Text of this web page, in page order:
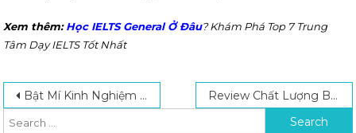
Xem thêm:Học IELTS General Ở Đâu? Khám Phá Top 7 Trung
Tâm Dạy IELTS Tốt Nhất
Post navigation
Bật Mí Kinh Nghiệm Làm Youtube Đơn Giản Cho Người Mới Review Chất Lượng Bàn Bida Lỗ Tại Bida Trọng Hiếu
Search for: